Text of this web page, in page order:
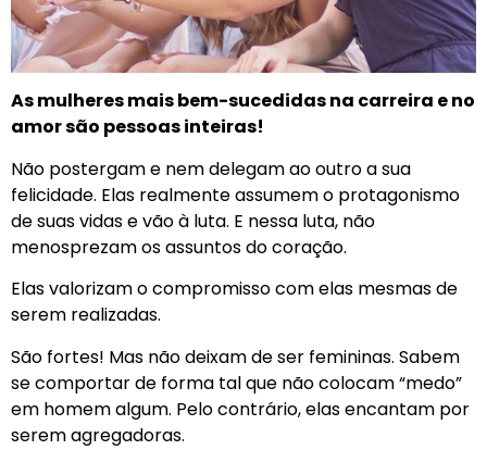
As mulheres mais bem-sucedidas na carreira e no
amor são pessoas inteiras!
Não postergam e nem delegam ao outro a sua
felicidade. Elas realmente assumem o protagonismo
de suas vidas e vão à luta. E nessa luta, não
menosprezam os assuntos do coração.
Elas valorizam o compromisso com elas mesmas de
serem realizadas.
São fortes! Mas não deixam de ser femininas. Sabem
se comportar de forma tal que não colocam “medo”
em homem algum. Pelo contrário, elas encantam por
serem agregadoras.